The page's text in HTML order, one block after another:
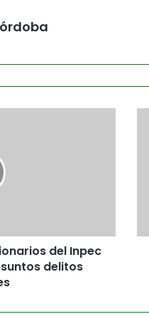
del Inpec
delitos